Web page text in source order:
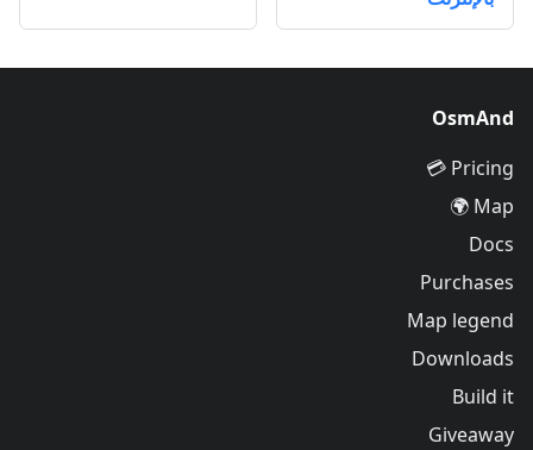
OsmAnd
Pricing 💳
Map 🌍
Docs
Purchases
Map legend
Downloads
Build it
Giveaway